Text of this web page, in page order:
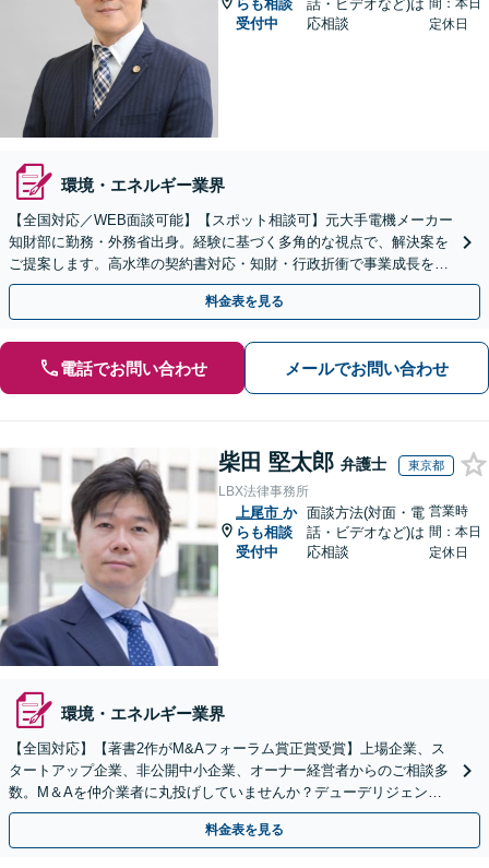
らも相談
受付中
話・ビデオなど)は
応相談
間：本日
定休日
環境・エネルギー業界
【全国対応／WEB面談可能】【スポット相談可】元大手電機メーカー
知財部に勤務・外務省出身。経験に基づく多角的な視点で、解決案を
ご提案します。高水準の契約書対応・知財・行政折衝で事業成長を牽
引いたします。
料金表を見る
電話でお問い合わせ メールでお問い合わせ
柴田 堅太郎 弁護士 東京都
LBX法律事務所
上尾市 か
らも相談
受付中
面談方法(対面・電
話・ビデオなど)は
応相談
営業時
間：本日
定休日
環境・エネルギー業界
【全国対応】【著書2作がM&Aフォーラム賞正賞受賞】上場企業、ス
タートアップ企業、非公開中小企業、オーナー経営者からのご相談多
数。M＆Aを仲介業者に丸投げしていませんか？デューデリジェンス
や契約書作成・交渉はお任せください【初回無料】
料金表を見る